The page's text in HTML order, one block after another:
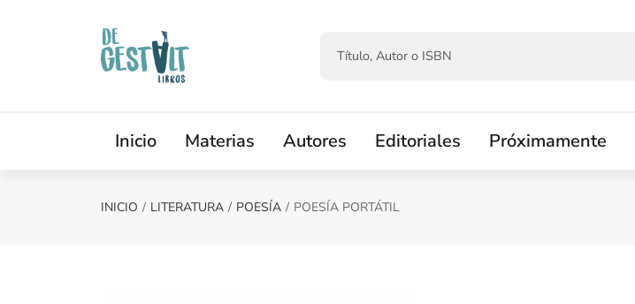
Inicio Materias Autores Editoriales Próximamente
INICIO LITERATURA POESÍA POESÍA PORTÁTIL